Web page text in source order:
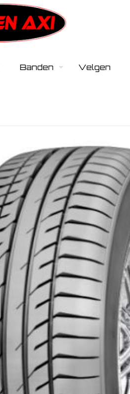
Banden Velgen